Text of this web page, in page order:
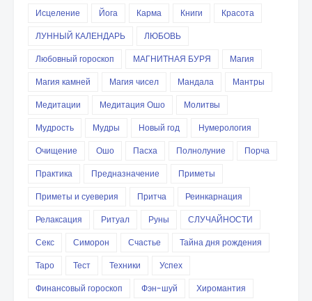
Исцеление
Йога Карма Книги
Красота
ЛУННЫЙ КАЛЕНДАРЬ
ЛЮБОВЬ
Любовный гороскоп
МАГНИТНАЯ БУРЯ
Магия
Магия камней
Магия чисел Мандала
Мантры
Медитации
Медитация Ошо
Молитвы
Мудрость
Мудры Новый год
Нумерология
Очищение
Ошо Пасха Полнолуние
Порча
Практика
Предназначение
Приметы
Приметы и суеверия
Притча
Реинкарнация
Релаксация
Ритуал Руны
СЛУЧАЙНОСТИ
Секс
Симорон Счастье
Тайна дня рождения
Таро
Тест Техники
Успех
Финансовый гороскоп
Фэн-шуй
Хиромантия